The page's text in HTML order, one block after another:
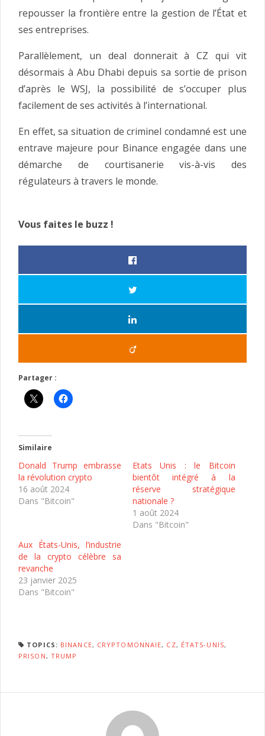
repousser la frontière entre la gestion de l’État et
ses entreprises.
Parallèlement, un deal donnerait à CZ qui vit
désormais à Abu Dhabi depuis sa sortie de prison
d’après le WSJ, la possibilité de s’occuper plus
facilement de ses activités à l’international.
En effet, sa situation de criminel condamné est une
entrave majeure pour Binance engagée dans une
démarche de courtisanerie vis-à-vis des
régulateurs à travers le monde.
Vous faites le buzz !
Partager :
Similaire
Donald Trump embrasse
la révolution crypto
16 août 2024
Dans "Bitcoin"
Etats Unis : le Bitcoin
bientôt intégré à la
réserve stratégique
nationale ?
1 août 2024
Dans "Bitcoin"
Aux États-Unis, l’industrie
de la crypto célèbre sa
revanche
23 janvier 2025
Dans "Bitcoin"
TOPICS: BINANCE, CRYPTOMONNAIE, CZ, ÉTATS-UNIS,
PRISON , TRUMP